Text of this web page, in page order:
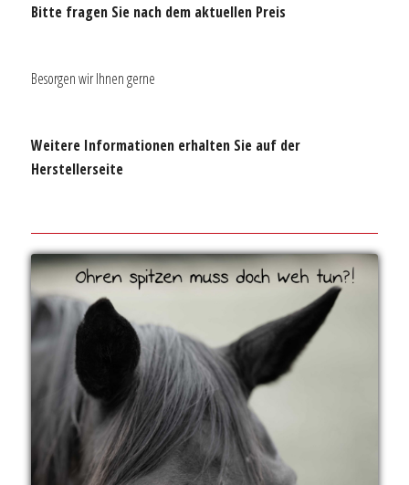
Bitte fragen Sie nach dem aktuellen Preis
Besorgen wir Ihnen gerne
Weitere Informationen erhalten Sie auf der
Herstellerseite